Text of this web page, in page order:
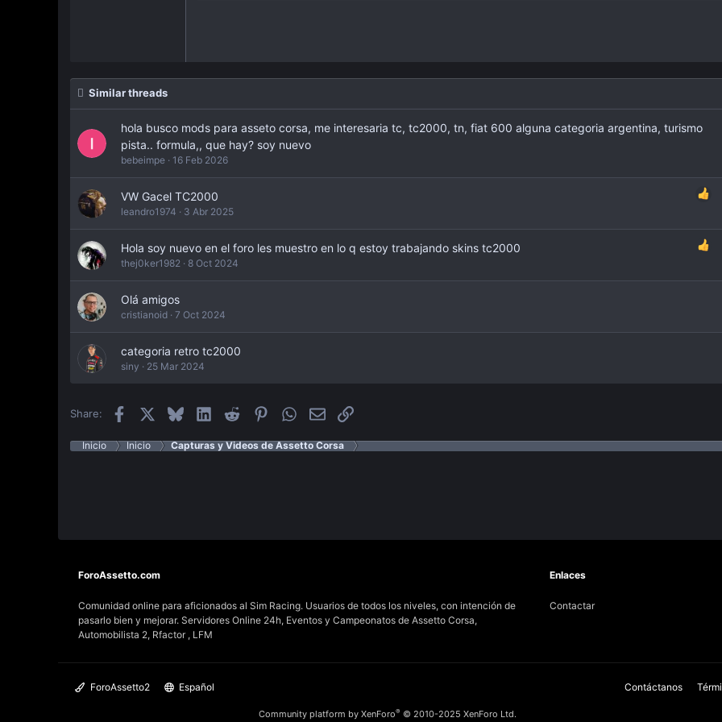
Times New Roman
Similar threads
hola busco mods para asseto corsa, me interesaria tc, tc2000, tn, fiat 600 alguna categoria argentina, turismo
pista.. formula,, que hay? soy nuevo
bebeimpe 16 Feb 2026
VW Gacel TC2000
leandro1974 3 Abr 2025
Hola soy nuevo en el foro les muestro en lo q estoy trabajando skins tc2000
thej0ker1982 8 Oct 2024
Olá amigos
cristianoid 7 Oct 2024
categoria retro tc2000
siny 25 Mar 2024
Share: Facebook Bluesky LinkedInReddit PinterestWhatsApp
Email Enlace
Inicio Inicio Capturas y Videos de Assetto Corsa
ForoAssetto.com
Comunidad online para aficionados al Sim Racing. Usuarios de todos los niveles, con intención de
pasarlo bien y mejorar. Servidores Online 24h, Eventos y Campeonatos de Assetto Corsa,
Automobilista 2, Rfactor , LFM
Enlaces
Contactar
ForoAssetto2 Español Contáctanos
Community platform by XenForo® © 2010-2025 XenForo Ltd.